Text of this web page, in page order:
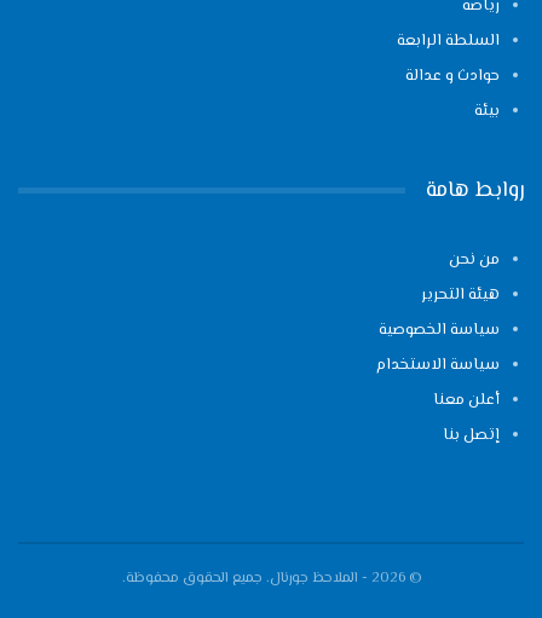
رياضة
السلطة الرابعة
حوادث و عدالة
بيئة
روابط هامة
من نحن
هيئة التحرير
سياسة الخصوصية
سياسة الاستخدام
أعلن معنا
إتصل بنا
© 2026 - الملاحظ جورنال. جميع الحقوق محفوظة.